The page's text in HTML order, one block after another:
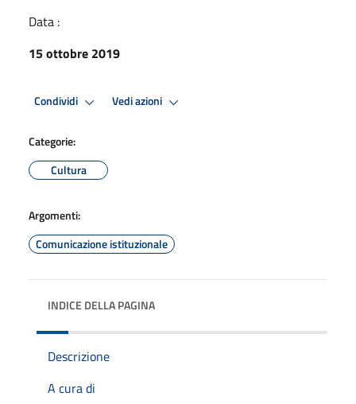
Data :
15 ottobre 2019
Condividi Vedi azioni
Categorie:
Cultura
Argomenti:
Comunicazione istituzionale
INDICE DELLA PAGINA
Descrizione
A cura di